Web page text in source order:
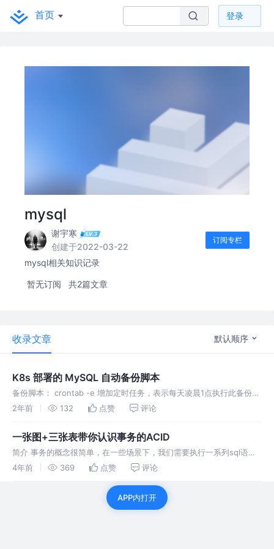
首页 登录
mysql
谢宇寒
创建于2022-03-22
订阅专栏
mysql相关知识记录
暂无订阅 共2篇文章
收录文章 默认顺序
K8s 部署的 MySQL 自动备份脚本
备份脚本： crontab -e 增加定时任务，表示每天凌晨1点执行此备份脚
本 crontab -l 查看定时任务是否添加成功
2年前 132 点赞 评论
一张图+三张表带你认识事务的ACID
简介 事务的概念很简单，在一些场景下，我们需要执行一系列sql语
句，那么我们必须保证这一系列语句要么全部执行，要么一条都不执
4年前 369 点赞 评论
APP内打开